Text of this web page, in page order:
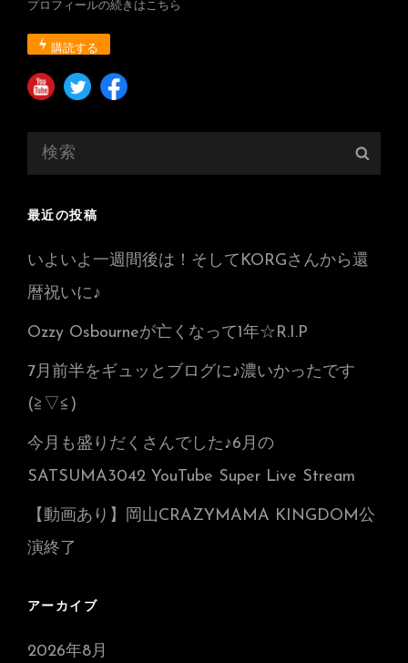
プロフィールの続きはこちら
購読する
索
最近の投稿
いよいよ一週間後は！そしてKORGさんから還
暦祝いに♪
Ozzy Osbourneが亡くなって1年☆R.I.P
7月前半をギュッとブログに♪濃いかったです
(≧▽≦)
今月も盛りだくさんでした♪6月の
SATSUMA3042 YouTube Super Live Stream
【動画あり】岡山CRAZYMAMA KINGDOM公
演終了
アーカイブ
2026年8月